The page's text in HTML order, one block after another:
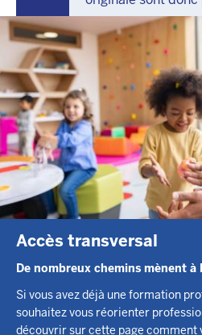
Accès transversal
De nombreux chemins mènent à
Si vous avez déjà une formation
souhaitez vous réorienter
découvrir sur cette page comment